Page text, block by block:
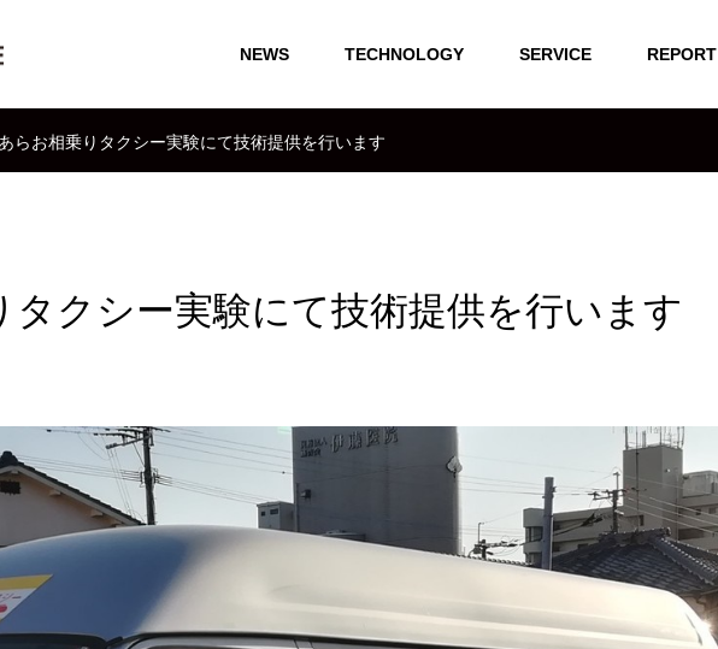
NEWS TECHNOLOGY SERVICE REPORT
あらお相乗りタクシー実験にて技術提供を行います
タクシー実験にて技術提供を行います